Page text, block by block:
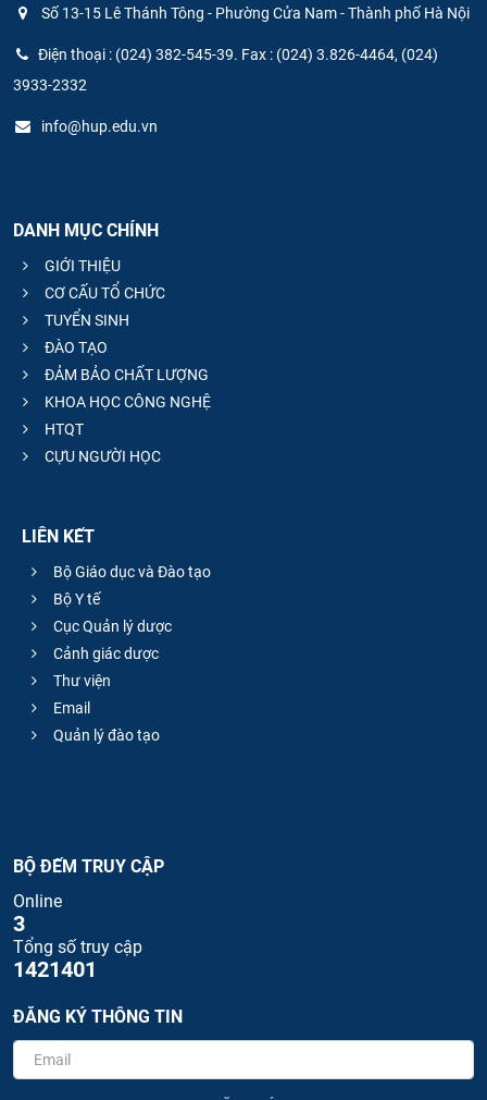
Số 13-15 Lê Thánh Tông - Phường Cửa Nam - Thành phố Hà Nội
Điện thoại : (024) 382-545-39. Fax : (024) 3.826-4464, (024)
3933-2332
info@hup.edu.vn
DANH MỤC CHÍNH
GIỚI THIỆU
CƠ CẤU TỔ CHỨC
TUYỂN SINH
ĐÀO TẠO
ĐẢM BẢO CHẤT LƯỢNG
KHOA HỌC CÔNG NGHỆ
HTQT
CỰU NGƯỜI HỌC
LIÊN KẾT
Bộ Giáo dục và Đào tạo
Bộ Y tế
Cục Quản lý dược
Cảnh giác dược
Thư viện
Email
Quản lý đào tạo
BỘ ĐẾM TRUY CẬP
Online
3
Tổng số truy cập
1421401
ĐĂNG KÝ THÔNG TIN